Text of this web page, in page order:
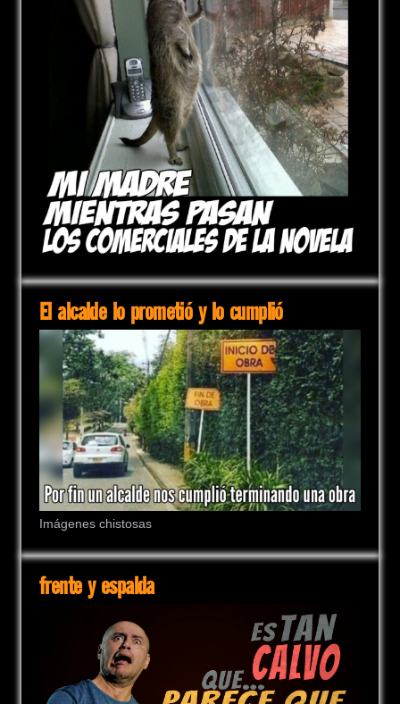
El alcalde lo prometió y lo cumplió
Imágenes chistosas
frente y espalda